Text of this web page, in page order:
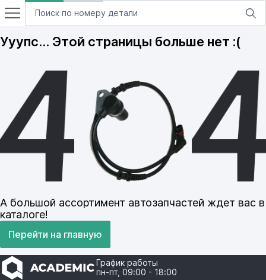
Ууупс… Этой страницы больше нет :(
А большой ассортимент автозапчастей ждет вас в
каталоге!
Перейти на главную
График работы
пн-пт, 09:00 - 18:00